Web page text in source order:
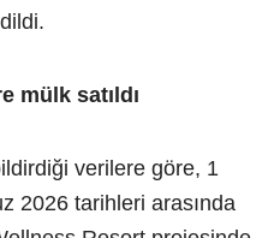
mülk satıldı
verilere göre, 1
2026 tarihleri arasında